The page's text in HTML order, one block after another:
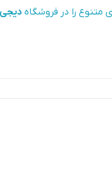
متنوع را در فروشگاه دیجی